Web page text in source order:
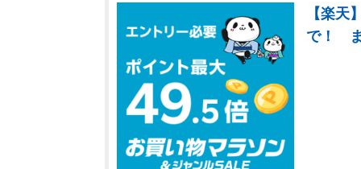
【楽天
で！ ま